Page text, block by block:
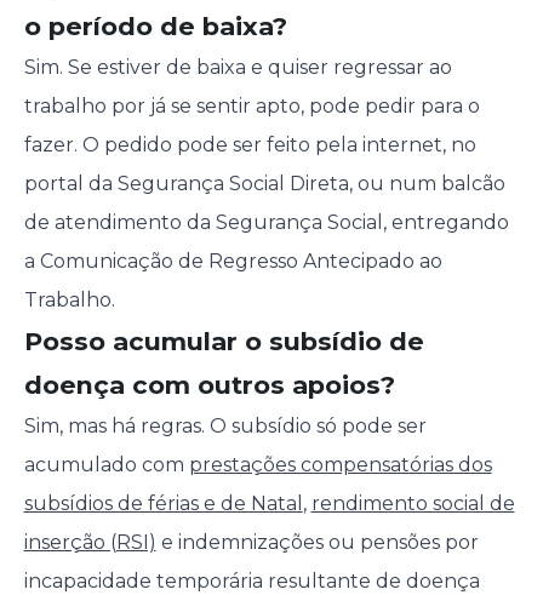
o período de baixa?
Sim. Se estiver de baixa e quiser regressar ao
trabalho por já se sentir apto, pode pedir para o
fazer. O pedido pode ser feito pela internet, no
portal da Segurança Social Direta, ou num balcão
de atendimento da Segurança Social, entregando
a Comunicação de Regresso Antecipado ao
Trabalho.
Posso acumular o subsídio de
doença com outros apoios?
Sim, mas há regras. O subsídio só pode ser
acumulado com prestações compensatórias dos
subsídios de férias e de Natal , rendimento social de
inserção (RSI) e indemnizações ou pensões por
incapacidade temporária resultante de doença